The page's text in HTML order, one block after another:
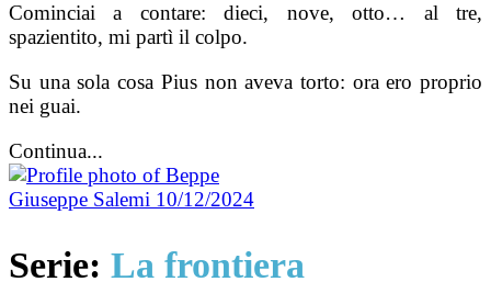
Cominciai a contare: dieci, nove, otto… al tre,
spazientito, mi partì il colpo.
Su una sola cosa Pius non aveva torto: ora ero proprio
nei guai.
Continua...
Giuseppe Salemi 10/12/2024
Serie: La frontiera